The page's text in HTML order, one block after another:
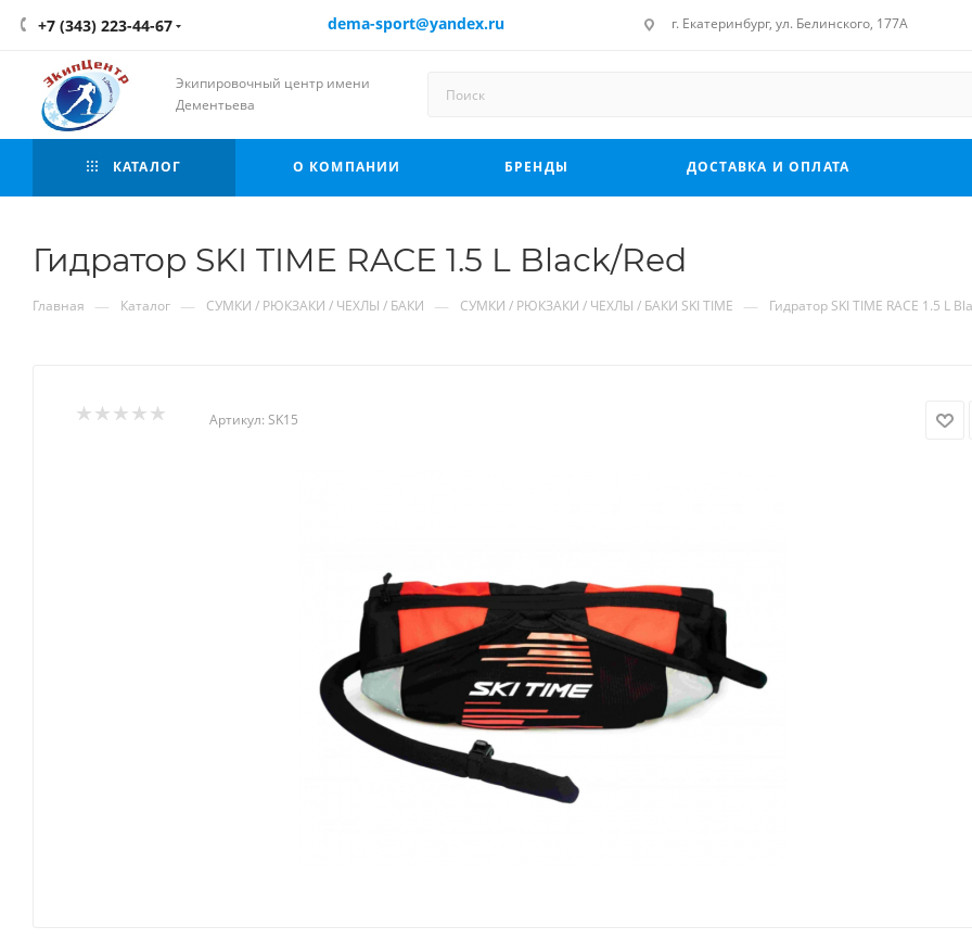
+7 (343) 223-44-67 dema-sport@yandex.ru г. Екатеринбург, ул. Белинского, 177А
Экипировочный центр имени
Дементьева
КАТАЛОГ О КОМПАНИИ БРЕНДЫ ДОСТАВКА И ОПЛАТА
Гидратор SKI TIME RACE 1.5 L Black/Red
Главная — Каталог — СУМКИ / РЮКЗАКИ / ЧЕХЛЫ / БАКИ — СУМКИ / РЮКЗАКИ / ЧЕХЛЫ / БАКИ SKI TIME — Гидратор SKI TIME RACE 1.5 L
Артикул: SK15